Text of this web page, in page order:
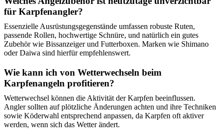
für Karpfenangler?
Essenzielle Ausrüstungsgegenstände umfassen robuste Ruten,
passende Rollen, hochwertige Schnüre, und natürlich ein gutes
Zubehör wie Bissanzeiger und Futterboxen. Marken wie Shimano
oder Daiwa sind hierfür empfehlenswert.
Wie kann ich von Wetterwechseln beim
Karpfenangeln profitieren?
Wetterwechsel können die Aktivität der Karpfen beeinflussen.
Angler sollten auf plötzliche Änderungen achten und ihre Techniken
sowie Köderwahl entsprechend anpassen, da Karpfen oft aktiver
werden, wenn sich das Wetter ändert.